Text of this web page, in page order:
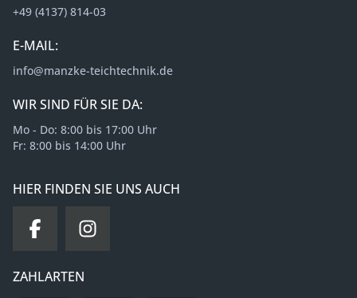
+49 (4137) 814-03
E-MAIL:
info@manzke-teichtechnik.de
WIR SIND FÜR SIE DA:
Mo - Do: 8:00 bis 17:00 Uhr
Fr: 8:00 bis 14:00 Uhr
HIER FINDEN SIE UNS AUCH
ZAHLARTEN